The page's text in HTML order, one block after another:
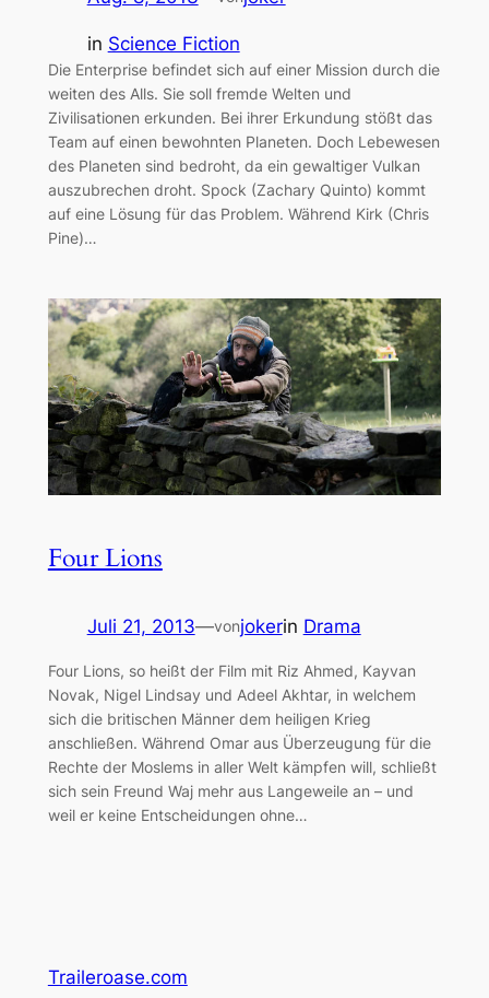
in Science Fiction
Die Enterprise befindet sich auf einer Mission durch die
weiten des Alls. Sie soll fremde Welten und
Zivilisationen erkunden. Bei ihrer Erkundung stößt das
Team auf einen bewohnten Planeten. Doch Lebewesen
des Planeten sind bedroht, da ein gewaltiger Vulkan
auszubrechen droht. Spock (Zachary Quinto) kommt
auf eine Lösung für das Problem. Während Kirk (Chris
Pine)…
Four Lions
Juli 21, 2013—vonjokerin Drama
Four Lions, so heißt der Film mit Riz Ahmed, Kayvan
Novak, Nigel Lindsay und Adeel Akhtar, in welchem
sich die britischen Männer dem heiligen Krieg
anschließen. Während Omar aus Überzeugung für die
Rechte der Moslems in aller Welt kämpfen will, schließt
sich sein Freund Waj mehr aus Langeweile an – und
weil er keine Entscheidungen ohne…
Traileroase.com